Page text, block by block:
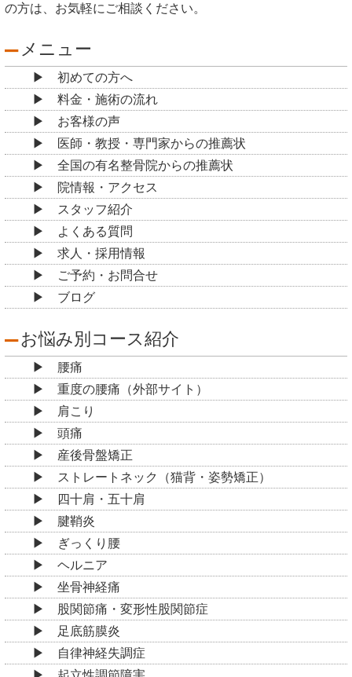
の方は、お気軽にご相談ください。
メニュー
初めての方へ
料金・施術の流れ
お客様の声
医師・教授・専門家からの推薦状
全国の有名整骨院からの推薦状
院情報・アクセス
スタッフ紹介
よくある質問
求人・採用情報
ご予約・お問合せ
ブログ
お悩み別コース紹介
腰痛
重度の腰痛（外部サイト）
肩こり
頭痛
産後骨盤矯正
ストレートネック（猫背・姿勢矯正）
四十肩・五十肩
腱鞘炎
ぎっくり腰
ヘルニア
坐骨神経痛
股関節痛・変形性股関節症
足底筋膜炎
自律神経失調症